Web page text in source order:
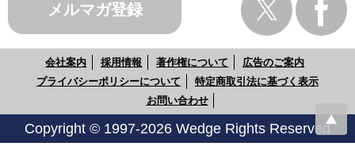
メルマガ登録
会社案内 採用情報 著作権について
広告のご案内
プライバシーポリシーについて
特定商取引法に基づく表示
お問い合わせ
Copyright © 1997-2026 Wedge Rights Reserved